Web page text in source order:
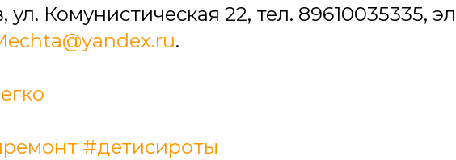
ул. Комунистическая 22, тел. 89610035335,
.
#детисироты